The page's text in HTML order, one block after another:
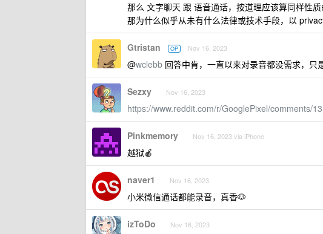
那么 文字聊天 跟 语音通话，按道理应该算同样性质
那为什么似乎从未有什么法律或技术手段，以
Gtristan OP Nov 16, 2023
@wclebb 回答中肯，一直以来对录音都没需求，
Sezxy Nov 16, 2023
https://www.reddit.com/r/GooglePixel/comments/
Pinkmemory Nov 16, 2023 via iPhone
越狱🍎
naver1 Nov 16, 2023
小米微信通话都能录音，真香🐶
izToDo Nov 16, 2023